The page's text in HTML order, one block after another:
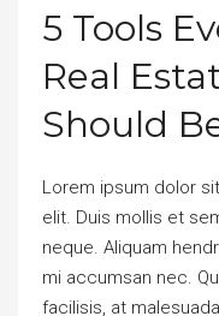
5 Tools
Real
Should
Lorem ipsum dolor
elit. Duis mollis et
neque. Aliquam
mi accumsan nec.
facilisis, at